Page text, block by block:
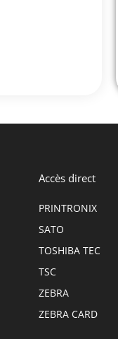
Accès direct
PRINTRONIX
SATO
TOSHIBA TEC
TSC
ZEBRA
ZEBRA CARD